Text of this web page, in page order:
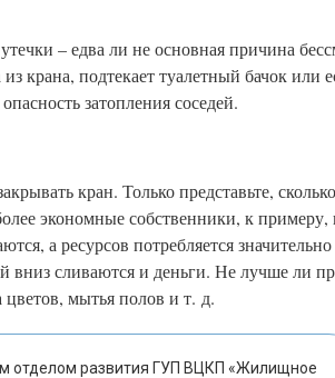
– едва ли не основная причина
крана, подтекает туалетный бачок или
затопления соседей.
кран. Только представьте,
экономные собственники, к примеру,
а ресурсов потребляется
вниз сливаются и деньги. Не лучше ли
мытья полов и т. д.
отделом развития ГУП ВЦКП «Жилищное